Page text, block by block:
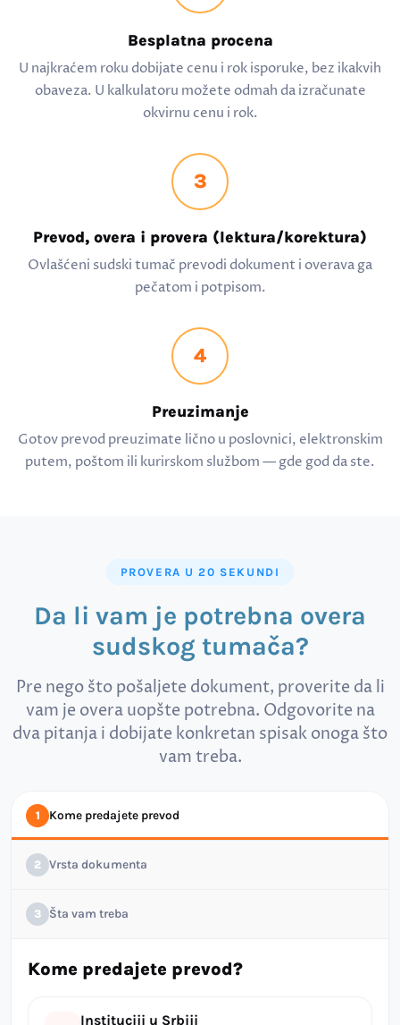
Besplatna procena
U najkraćem roku dobijate cenu i rok isporuke, bez ikakvih
obaveza. U kalkulatoru možete odmah da izračunate
okvirnu cenu i rok.
3
Prevod, overa i provera (lektura/korektura)
Ovlašćeni sudski tumač prevodi dokument i overava ga
pečatom i potpisom.
4
Preuzimanje
Gotov prevod preuzimate lično u poslovnici, elektronskim
putem, poštom ili kurirskom službom — gde god da ste.
PROVERA U 20 SEKUNDI
Da li vam je potrebna overa
sudskog tumača?
Pre nego što pošaljete dokument, proverite da li
vam je overa uopšte potrebna. Odgovorite na
dva pitanja i dobijate konkretan spisak onoga što
vam treba.
1 Kome predajete prevod
2 Vrsta dokumenta
3 Šta vam treba
Kome predajete prevod?
Instituciji u Srbiji